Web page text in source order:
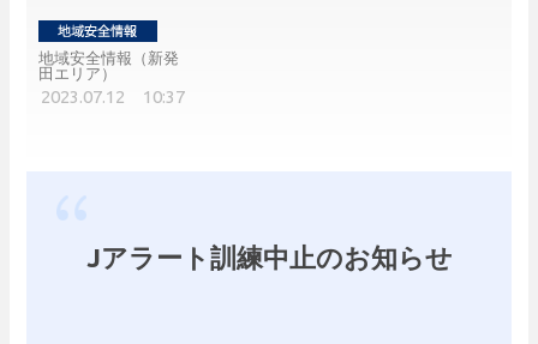
地域安全情報（新発
田エリア）
2023.07.12 10:37
Jアラート訓練中止のお知らせ